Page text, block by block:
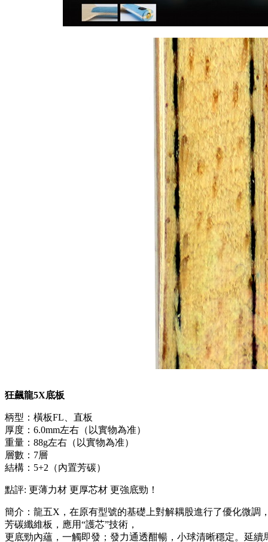
狂飆龍5X底板
柄型：橫板FL、直板
厚度：6.0mm左右（以實物為准）
重量：88g左右（以實物為准）
層數：7層
結構：5+2（內置芳碳）
點評: 更薄力材 更厚芯材 更強底勁！
簡介：龍五X，在原有型號的基礎上對解耦股進行了優化微
芳碳纖維板，應用“護芯”技術，
更底勁內蘊，一觸即發；發力通透酣暢，小球清晰穩定。延